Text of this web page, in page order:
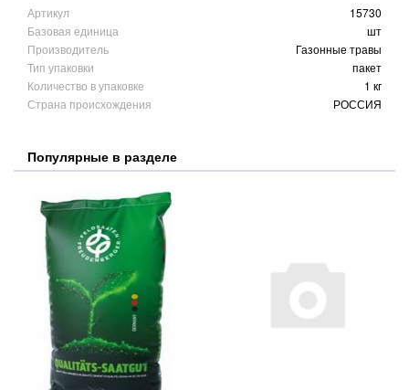
Артикул
15730
Базовая единица
шт
Производитель
Газонные травы
Тип упаковки
пакет
Количество в упаковке
1 кг
Страна происхождения
РОССИЯ
Популярные в разделе